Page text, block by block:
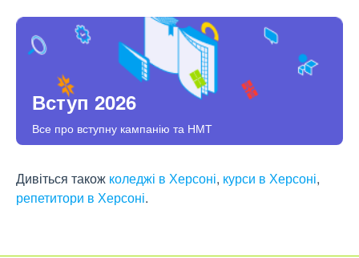
Вступ 2026
Все про вступну кампанію та НМТ
Дивіться також коледжі в Херсоні, курси в Херсоні,
репетитори в Херсоні.